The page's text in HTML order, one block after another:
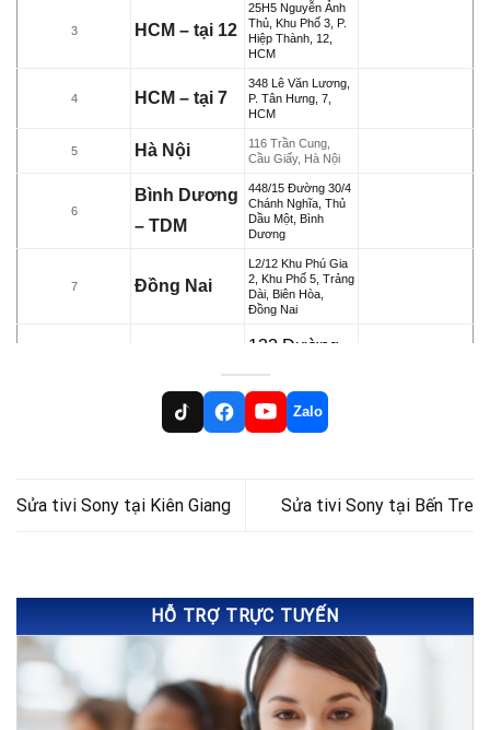
3 HCM – tại 12
25H5 Nguyễn Ảnh
Thủ, Khu Phố 3, P.
Hiệp Thành, 12,
HCM
4 HCM – tại 7
348 Lê Văn Lương,
P. Tân Hưng, 7,
HCM
5 Hà Nội
116 Trần Cung,
Cầu Giấy, Hà Nội
6
Bình Dương
– TDM
448/15 Đường 30/4
Chánh Nghĩa, Thủ
Dầu Một, Bình
Dương
7 Đồng Nai
L2/12 Khu Phú Gia
2, Khu Phố 5, Trảng
Dài, Biên Hòa,
Đồng Nai
Cần Thơ
132 Đường
B25, KĐC
91B, P. An
Khánh, Ninh
Cần Thơ
Gia Lai
34 Lý Nam Đế, Trà
Bá, TP. Plei Ku, Gia
Lai
11 Vũng Tàu
132/10 Nguyễn Tri
Phương, Phường 7,
TP. Vũng Tàu, Bà
Rịa Vũng Tàu
Zalo
Sửa tivi Sony tại Kiên Giang Sửa tivi Sony tại Bến Tre
HỖ TRỢ TRỰC TUYẾN